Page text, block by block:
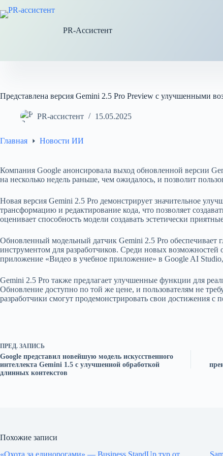
к
PR-Ассистент
Представлена версия Gemini 2.5 Pro Preview с улучшенными
PR-ассистент 15.05.2025
Главная Новости ИИ
Компания Google анонсировала выход обновленной версии
на несколько недель раньше, чем ожидалось, и позволит
Новая версия Gemini 2.5 Pro демонстрирует значительное
трансформацию и редактирование кода, что позволяет
оценивает способность модели создавать эстетически
Обновленный модельный датчик Gemini 2.5 Pro обеспечивает
инструментом для разработчиков. Среди новых возможностей
приложение «Видео в учебное приложение» в Google AI
Gemini 2.5 Pro также предлагает улучшенные функции для
Обновление доступно по той же цене, и пользователям не
разработчики смогут продемонстрировать свои достижения
ПРЕД. ЗАПИСЬ
Google представил новейшую модель искусственного
интеллекта Gemini 1.5 с улучшенной обработкой
длинных контекстов
Похожие записи